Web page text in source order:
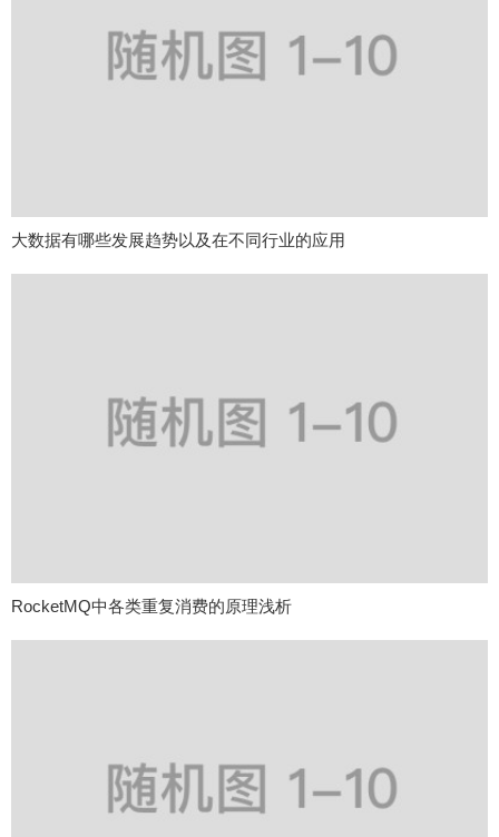
大数据有哪些发展趋势以及在不同行业的应用
RocketMQ中各类重复消费的原理浅析